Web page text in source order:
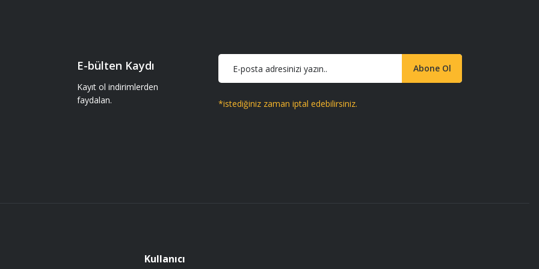
geliyor gönül rahatlığıyla
E-bülten Kaydı
Kayıt ol indirimlerden
faydalan.
Abone Ol
*istediğiniz zaman iptal edebilirsiniz.
Kullanıcı